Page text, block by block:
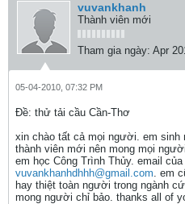
vuvankhanh
Thành viên mới
Tham gia ngày: Apr
05-04-2010, 07:32 PM
Ðề: thử tải cầu Cần-Thơ
xin chào tất cả mọi người. em sinh
thành viên mới nên mong mọi
em học Công Trình Thủy. email của
vuvankhanhdhhh@gmail.com. em
hay thiệt toàn người trong ngành
mong người chỉ bảo. thanks all of